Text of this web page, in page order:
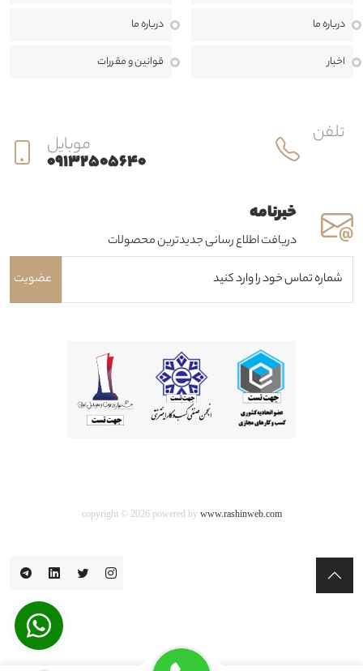
درباره ما
اخبار
درباره ما
قوانين و مقررات
خبرنامه
دریافت اطلاع رسانی جدیدترین محصولات
تلفن موبایل
09132505640
عضویت
copyright © 2026 powered by www.rashinweb.com